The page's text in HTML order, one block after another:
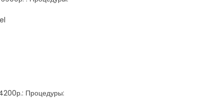
Процедуры: